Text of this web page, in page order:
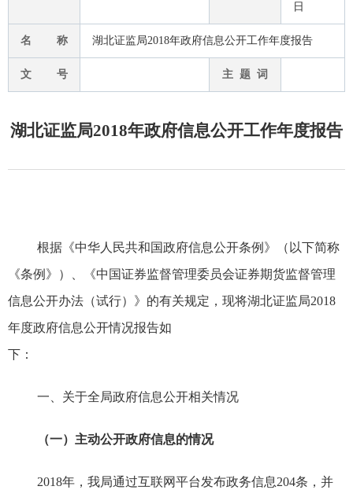
日
名 称 湖北证监局2018年政府信息公开工作年度报告
文 号 主 题 词
湖北证监局2018年政府信息公开工作年度报告
根据《中华人民共和国政府信息公开条例》
（以下简称
《条例》）
、《中国证券监督管理委员会证券期货监督管理
信息公开办法（试行）》的有关规定，现将湖北证监局2018
年度政府信息公开情况报告如
下：
一、 关于全局政府信息公开相关情况
（一）主动公开政府信息的情况
2018年，我局通过互联网平台发布政务信息204条 ，并